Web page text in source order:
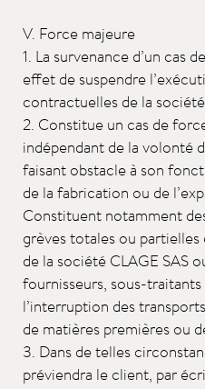
V. Force majeure
1. La survenance d’un cas
effet de suspendre
contractuelles de la
2. Constitue un cas de
indépendant de la volonté
faisant obstacle à son
de la fabrication ou de
Constituent notamment
grèves totales ou
de la société CLAGE SAS
fournisseurs, sous-
l’interruption des
de matières premières ou
3. Dans de telles
préviendra le client, par